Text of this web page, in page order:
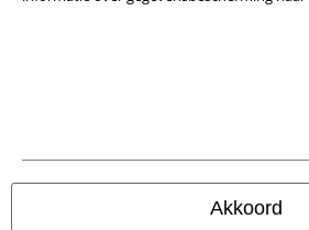
Akkoord
© 1986-2026 Large Popmerchandising BV